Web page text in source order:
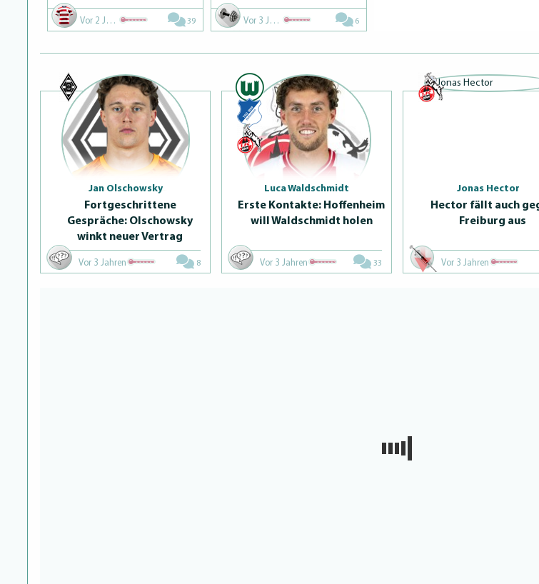
Vor 2 Jahren 39 Vor 3 Jahren 6
Jan Olschowsky
Fortgeschrit­te­ne
Gespräche: Olschowsky
winkt neuer Vertrag
Vor 3 Jahren 8
Luca Waldschmidt
Erste Kontakte: Hoffenheim
will Waldschmidt holen
Vor 3 Jahren 33
Jonas Hector
Hector fällt auch
Freiburg aus
Vor 3 Jahren